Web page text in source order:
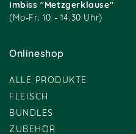
Imbiss "Metzgerklause"
(Mo-Fr: 10 - 14:30 Uhr)
Onlineshop
ALLE PRODUKTE
FLEISCH
BUNDLES
ZUBEHÖR